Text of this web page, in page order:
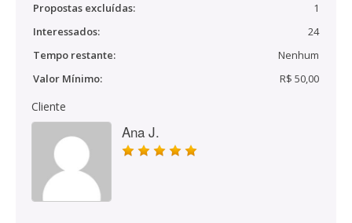
Propostas excluídas:
1
Interessados:
24
Tempo restante:
Nenhum
Valor Mínimo:
R$ 50,00
Cliente
Ana J.